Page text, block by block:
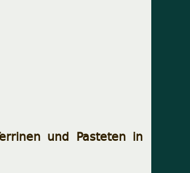
und Pasteten in